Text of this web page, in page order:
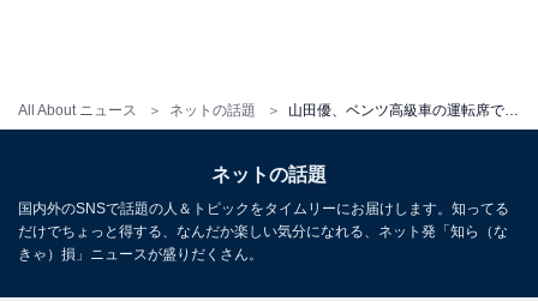
All About ニュース ネットの話題
ネットの話題
国内外のSNSで話題の人＆トピックをタイムリーにお届けします。知ってる
だけでちょっと得する、なんだか楽しい気分になれる、ネット発「知ら（な
きゃ）損」ニュースが盛りだくさん。